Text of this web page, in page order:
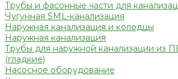
Трубы и фасонные части для
Чугунная SML-канализация
Наружная канализация и колодцы
Наружная канализация
Трубы для наружной канализации из
(гладкие)
Насосное оборудование